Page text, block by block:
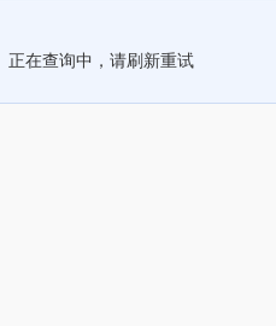
正在查询中，请刷新重试